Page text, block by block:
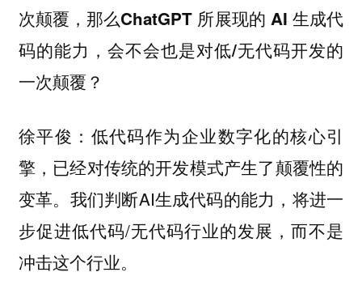
次颠覆，那么ChatGPT 所展现的 AI 生成代
码的能力，会不会也是对低/无代码开发的
一次颠覆？
徐平俊： 低代码作为企业数字化的核心引
擎，已经对传统的开发模式产生了颠覆性的
变革。我们判断AI生成代码的能力，将进一
步促进低代码/无代码行业的发展，而不是
冲击这个行业。